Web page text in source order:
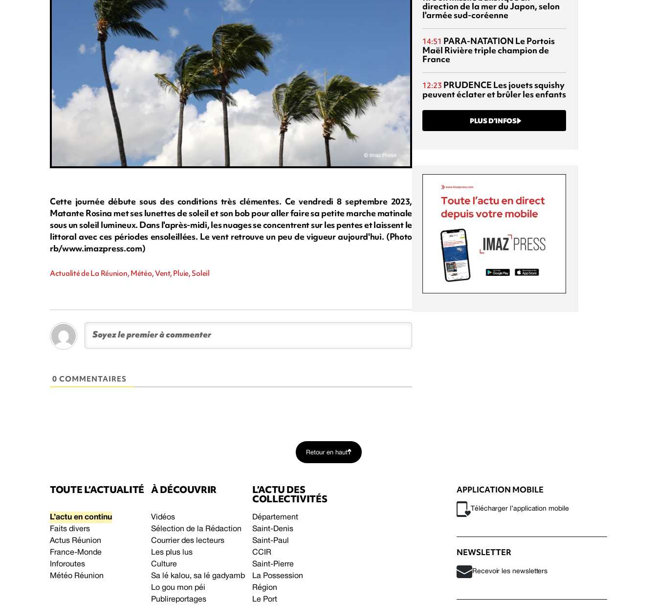
Cette journée débute sous des conditions très clémentes. Ce vendredi 8 septembre 2023,
Matante Rosina met ses lunettes de soleil et son bob pour aller faire sa petite marche matinale
sous un soleil lumineux. Dans l'après-midi, les nuages se concentrent sur les pentes et laissent le
littoral avec ces périodes ensoleillées. Le vent retrouve un peu de vigueur aujourd'hui. (Photo
rb/www.imazpress.com)
Actualité de La Réunion, Météo, Vent, Pluie, Soleil
0 COMMENTAIRES
direction de la mer du Japon, selon
l'armée sud-coréenne
14:51 PARA-NATATION Le Portois
Maël Rivière triple champion de
France
12:23 PRUDENCE Les jouets squishy
peuvent éclater et brûler les enfants
PLUS D’INFOS
Retour en haut
TOUTE L’ACTUALITÉ
L’actu en continu
Faits divers
Actus Réunion
France-Monde
Inforoutes
Météo Réunion
À DÉCOUVRIR
Vidéos
Sélection de la Rédaction
Courrier des lecteurs
Les plus lus
Culture
Sa lé kalou, sa lé gadyamb
Lo gou mon péi
Publireportages
L’ACTU DES
COLLECTIVITÉS
Département
Saint-Denis
Saint-Paul
CCIR
Saint-Pierre
La Possession
Région
Le Port
APPLICATION MOBILE
Télécharger l’application mobile
NEWSLETTER
Recevoir les newsletters